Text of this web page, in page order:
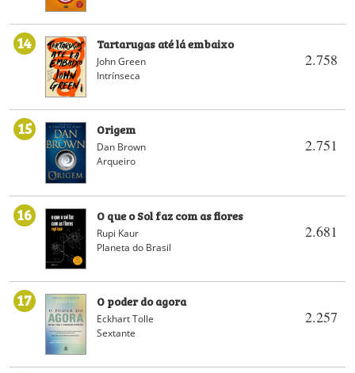
14
2.758
Tartarugas até lá embaixo
John Green
Intrínseca
15
2.751
Origem
Dan Brown
Arqueiro
16
2.681
O que o Sol faz com as flores
Rupi Kaur
Planeta do Brasil
17
2.257
O poder do agora
Eckhart Tolle
Sextante